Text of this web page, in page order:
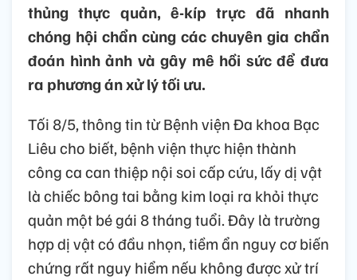
thủng thực quản, ê-kíp trực đã nhanh
chóng hội chẩn cùng các chuyên gia chẩn
đoán hình ảnh và gây mê hồi sức để đưa
ra phương án xử lý tối ưu.
Tối 8/5, thông tin từ Bệnh viện Đa khoa Bạc
Liêu cho biết, bệnh viện thực hiện thành
công ca can thiệp nội soi cấp cứu, lấy dị vật
là chiếc bông tai bằng kim loại ra khỏi thực
quản một bé gái 8 tháng tuổi. Đây là trường
hợp dị vật có đầu nhọn, tiềm ẩn nguy cơ biến
chứng rất nguy hiểm nếu không được xử trí